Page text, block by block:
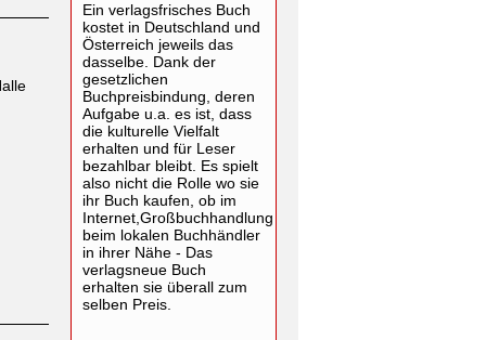
Ein verlagsfrisches Buch
kostet in Deutschland und
Österreich jeweils das
dasselbe. Dank der
gesetzlichen
Buchpreisbindung, deren
Aufgabe u.a. es ist, dass
die kulturelle Vielfalt
erhalten und für Leser
bezahlbar bleibt. Es spielt
also nicht die Rolle wo sie
ihr Buch kaufen, ob im
Internet,Großbuchhandlung
beim lokalen Buchhändler
in ihrer Nähe - Das
verlagsneue Buch
erhalten sie überall zum
selben Preis.